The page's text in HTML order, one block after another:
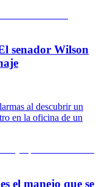
senador Wilson
al descubrir un
en la oficina de un
el manejo que se